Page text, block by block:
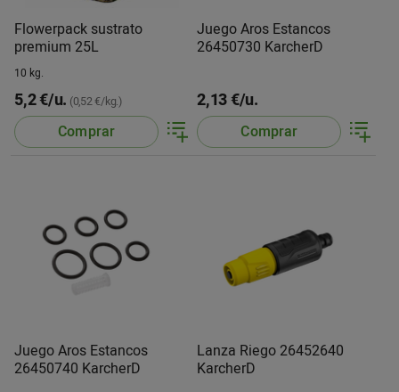
Flowerpack sustrato
premium 25L
10 kg.
5,2 €/u. (0,52 €/kg.)
Comprar
Juego Aros Estancos
26450730 KarcherD
2,13 €/u.
Comprar
Juego Aros Estancos
26450740 KarcherD
Lanza Riego 26452640
KarcherD